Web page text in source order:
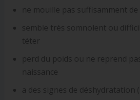
ne mouille pas suffisamment de
semble très somnolent ou
téter
perd du poids ou ne reprend
naissance
a des signes de déshydratation